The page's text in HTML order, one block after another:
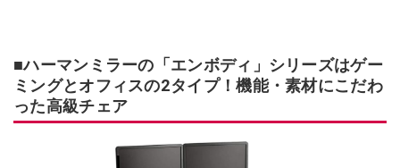
■ハーマンミラーの「エンボディ」シリーズはゲー
ミングとオフィスの2タイプ！機能・素材にこだわ
った高級チェア